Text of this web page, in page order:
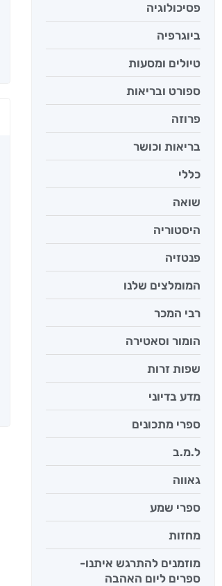
פסיכולוגיה
ביוגרפיה
טיולים ומסעות
ספורט ובריאות
פרוזה
בריאות וכושר
כללי
שואה
היסטוריה
פנטזיה
המומלצים שלנו
רבי המכר
הומור וסאטירה
שפות זרות
מדע בדיוני
ספרי מתכונים
ל.מ.ב
גאווה
ספרי שמע
מחזות
מוזמנים להתרגש איתנו-
ספרים ליום האהבה